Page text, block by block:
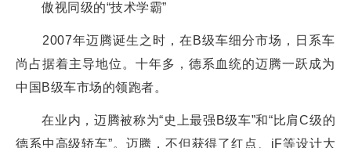
傲视同级的“技术学霸”
2007年迈腾诞生之时，在B级车细分市场，日系车
尚占据着主导地位。十年多，德系血统的迈腾一跃成为
中国B级车市场的领跑者。
在业内，迈腾被称为“史上最强B级车”和“比肩C级的
德系中高级轿车”。迈腾，不但获得了红点、iF等设计大